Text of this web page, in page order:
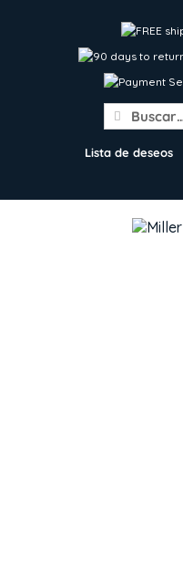
Search
for:
Lista de deseos